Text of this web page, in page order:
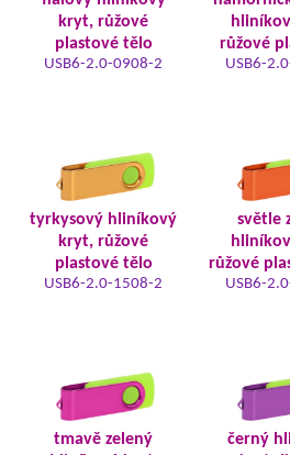
kryt, růžové
plastové tělo
USB6-2.0-0908-2
růžové
USB6-
tyrkysový hliníkový
kryt, růžové
plastové tělo
USB6-2.0-1508-2
světle
růžové
USB6-
tmavě zelený
černý